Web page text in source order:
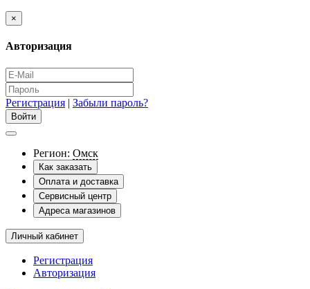
×
Авторизация
Регистрация | Забыли пароль?
Регион: Омск
Как заказать
Оплата и доставка
Сервисный центр
Адреса магазинов
Личный кабинет
Регистрация
Авторизация